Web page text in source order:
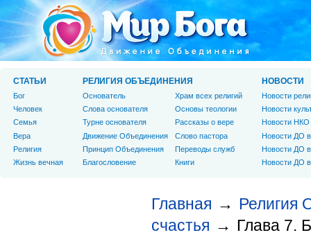
Главная → Религия
счастья → Глава 7.
СТАТЬИ
Бог
Человек
Cемья
Вера
Религия
Жизнь вечная
РЕЛИГИЯ ОБЪЕДИНЕНИЯ
Основатель
Слова основателя
Турне основателя
Движение Объединения
Принцип Объединения
Благословение
Храм всех религий
Основы теологии
Рассказы о вере
Слово пастора
Переводы служб
Книги
НОВОСТИ
Новости
Новости
Новости НКО
Новости ДО
Новости ДО
Новости ДО